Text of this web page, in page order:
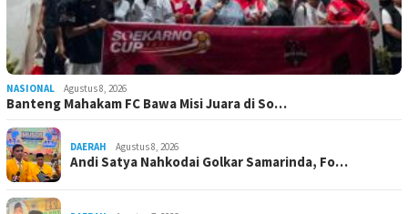
NASIONAL Agustus 8, 2026
Banteng Mahakam FC Bawa Misi Juara di So…
DAERAH Agustus 8, 2026
Andi Satya Nahkodai Golkar Samarinda, Fo…